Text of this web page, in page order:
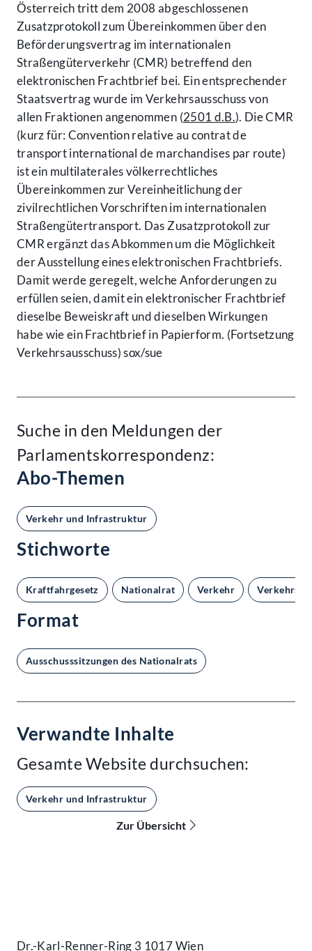
Österreich tritt dem 2008 abgeschlossenen
Zusatzprotokoll zum Übereinkommen über den
Beförderungsvertrag im internationalen
Straßengüterverkehr (CMR) betreffend den
elektronischen Frachtbrief bei. Ein entsprechender
Staatsvertrag wurde im Verkehrsausschuss von
allen Fraktionen angenommen (2501 d.B.). Die CMR
(kurz für: Convention relative au contrat de
transport international de marchandises par route)
ist ein multilaterales völkerrechtliches
Übereinkommen zur Vereinheitlichung der
zivilrechtlichen Vorschriften im internationalen
Straßengütertransport. Das Zusatzprotokoll zur
CMR ergänzt das Abkommen um die Möglichkeit
der Ausstellung eines elektronischen Frachtbriefs.
Damit werde geregelt, welche Anforderungen zu
erfüllen seien, damit ein elektronischer Frachtbrief
dieselbe Beweiskraft und dieselben Wirkungen
habe wie ein Frachtbrief in Papierform. (Fortsetzung
Verkehrsausschuss) sox/sue
Suche in den Meldungen der
Parlamentskorrespondenz:
Abo-Themen
Verkehr und Infrastruktur
Stichworte
Kraftfahrgesetz Nationalrat Verkehr
Format
Ausschusssitzungen des Nationalrats
Verwandte Inhalte
Gesamte Website durchsuchen:
Verkehr und Infrastruktur
Zur Übersicht
Dr.-Karl-Renner-Ring 3 1017 Wien